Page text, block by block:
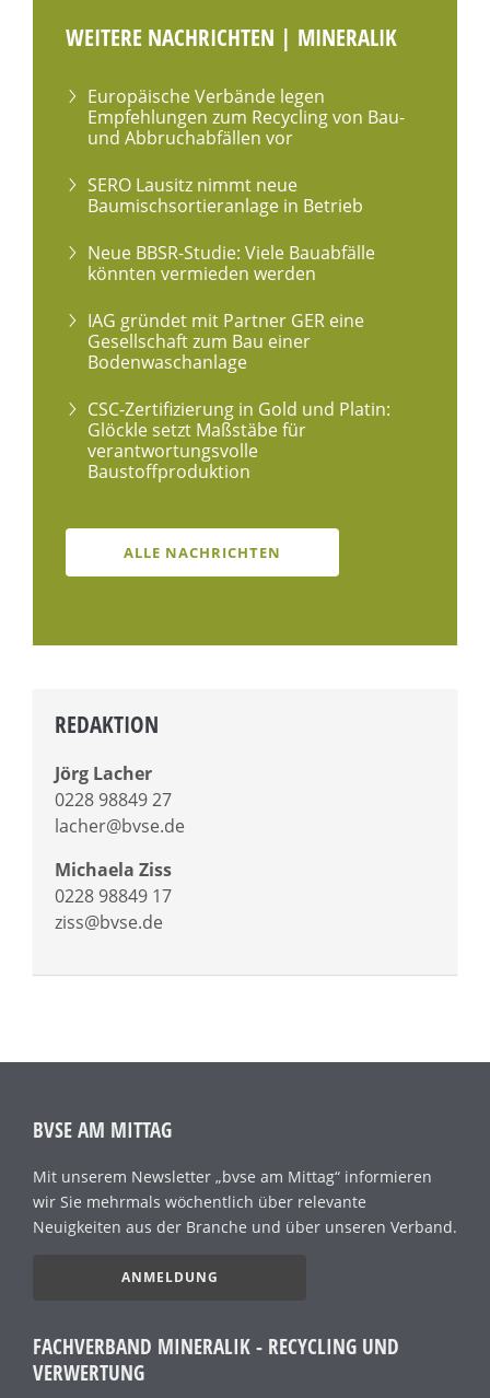
WEITERE NACHRICHTEN | MINERALIK
Europäische Verbände legen
Empfehlungen zum Recycling von Bau-
und Abbruchabfällen vor
SERO Lausitz nimmt neue
Baumischsortieranlage in Betrieb
Neue BBSR-Studie: Viele Bauabfälle
könnten vermieden werden
IAG gründet mit Partner GER eine
Gesellschaft zum Bau einer
Bodenwaschanlage
CSC-Zertifizierung in Gold und Platin:
Glöckle setzt Maßstäbe für
verantwortungsvolle
Baustoffproduktion
ALLE NACHRICHTEN
REDAKTION
Jörg Lacher
0228 98849 27
lacher@bvse.de
Michaela Ziss
0228 98849 17
ziss@bvse.de
BVSE AM MITTAG
Mit unserem Newsletter „bvse am Mittag“ informieren
wir Sie mehrmals wöchentlich über relevante
Neuigkeiten aus der Branche und über unseren Verband.
ANMELDUNG
FACHVERBAND MINERALIK - RECYCLING UND
VERWERTUNG